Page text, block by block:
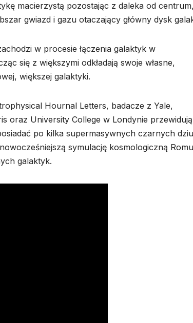
macierzystą pozostając z daleka od
gwiazd i gazu otaczający główny dysk
w procesie łączenia galaktyk w
się z większymi odkładają swoje własne,
większej galaktyki.
Hournal Letters, badacze z Yale,
oraz University College w Londynie
po kilka supermasywnych czarnych
symulację kosmologiczną
galaktyk.